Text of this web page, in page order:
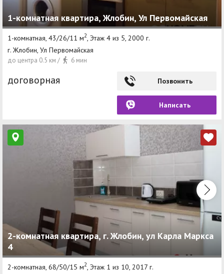
1-комнатная квартира, Жлобин, Ул Первомайская
1-комнатная, 43/26/11 м2, Этаж 4 из 5, 2000 г.
г. Жлобин, Ул Первомайская
до центра 0.5 км / 6 мин
договорная Позвонить
Написать
2-комнатная квартира, г. Жлобин, ул Карла Маркса
4
2-комнатная, 68/50/15 м2, Этаж 1 из 10, 2017 г.